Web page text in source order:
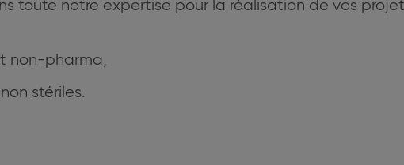
toute notre expertise pour la réalisation de vos
non-pharma,
stériles.